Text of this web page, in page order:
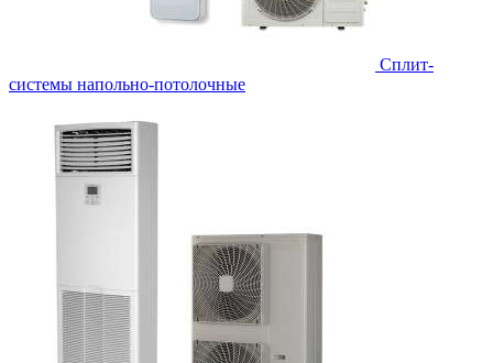
Сплит-
системы напольно-потолочные